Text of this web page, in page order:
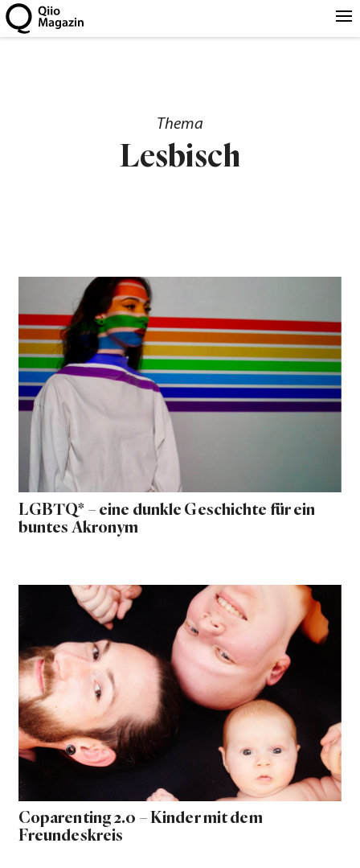
Thema
Lesbisch
LGBTQ* – eine dunkle Geschichte für ein
buntes Akronym
Coparenting 2.0 – Kinder mit dem
Freundeskreis